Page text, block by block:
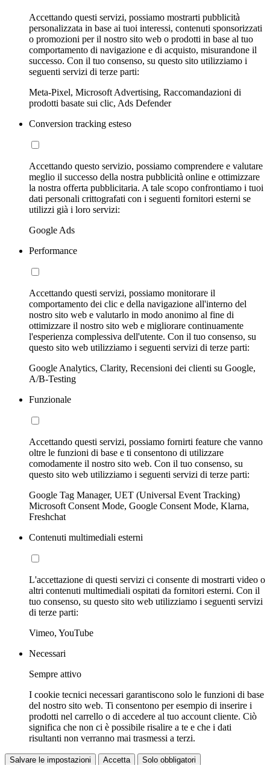
Accettando questi servizi, possiamo mostrarti pubblicità
personalizzata in base ai tuoi interessi, contenuti sponsorizzati
o promozioni per il nostro sito web o prodotti in base al tuo
comportamento di navigazione e di acquisto, misurandone il
successo. Con il tuo consenso, su questo sito utilizziamo i
seguenti servizi di terze parti:
Meta-Pixel, Microsoft Advertising, Raccomandazioni di
prodotti basate sui clic, Ads Defender
Conversion tracking esteso
Accettando questo servizio, possiamo comprendere e valutare
meglio il successo della nostra pubblicità online e ottimizzare
la nostra offerta pubblicitaria. A tale scopo confrontiamo i tuoi
dati personali crittografati con i seguenti fornitori esterni se
utilizzi già i loro servizi:
Google Ads
Performance
Accettando questi servizi, possiamo monitorare il
comportamento dei clic e della navigazione all'interno del
nostro sito web e valutarlo in modo anonimo al fine di
ottimizzare il nostro sito web e migliorare continuamente
l'esperienza complessiva dell'utente. Con il tuo consenso, su
questo sito web utilizziamo i seguenti servizi di terze parti:
Google Analytics, Clarity, Recensioni dei clienti su Google,
A/B-Testing
Funzionale
Accettando questi servizi, possiamo fornirti feature che vanno
oltre le funzioni di base e ti consentono di utilizzare
comodamente il nostro sito web. Con il tuo consenso, su
questo sito web utilizziamo i seguenti servizi di terze parti:
Google Tag Manager, UET (Universal Event Tracking)
Microsoft Consent Mode, Google Consent Mode, Klarna,
Freshchat
Contenuti multimediali esterni
L'accettazione di questi servizi ci consente di mostrarti video o
altri contenuti multimediali ospitati da fornitori esterni. Con il
tuo consenso, su questo sito web utilizziamo i seguenti servizi
di terze parti:
Vimeo, YouTube
Necessari
Sempre attivo
I cookie tecnici necessari garantiscono solo le funzioni di base
del nostro sito web. Ti consentono per esempio di inserire i
prodotti nel carrello o di accedere al tuo account cliente. Ciò
significa che non ci è possibile risalire a te e che i dati
risultanti non verranno mai trasmessi a terzi.
Salvare le impostazioni Accetta Solo obbligatori